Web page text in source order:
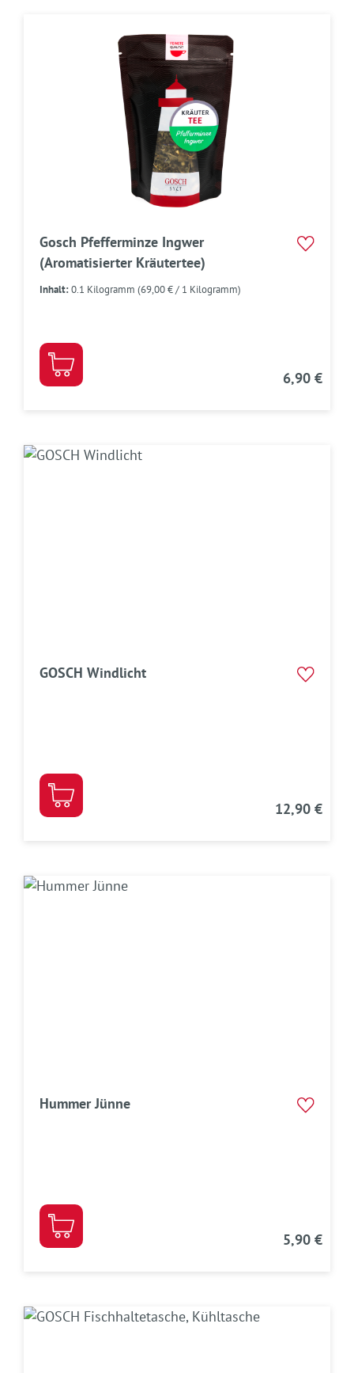
Gosch Pfefferminze Ingwer
(Aromatisierter Kräutertee)
Inhalt:0.1 Kilogramm (69,00 € / 1 Kilogramm)
6,90 €
GOSCH Windlicht
12,90 €
Hummer Jünne
5,90 €